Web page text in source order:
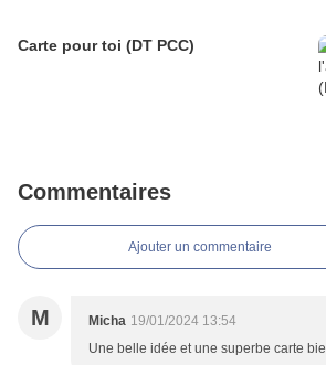
Carte pour toi (DT PCC)
Commentaires
Ajouter un commentaire
M Micha 19/01/2024 13:54
Une belle idée et une superbe carte